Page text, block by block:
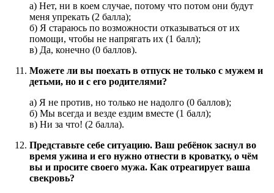
а) Нет, ни в коем случае, потому что потом они будут
меня упрекать (2 балла);
б) Я стараюсь по возможности отказываться от их
помощи, чтобы не напрягать их (1 балл);
в) Да, конечно (0 баллов).
Можете ли вы поехать в отпуск не только с мужем и
детьми, но и с его родителями?
а) Я не против, но только не надолго (0 баллов);
б) Мы всегда и везде ездим вместе (1 балл);
в) Ни за что! (2 балла).
Представьте себе ситуацию. Ваш ребёнок заснул во
время ужина и его нужно отнести в кроватку, о чём
вы и просите своего мужа. Как отреагирует ваша
свекровь?